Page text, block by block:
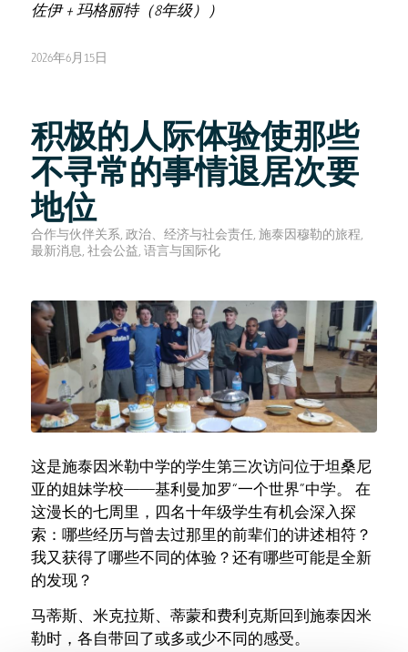
佐伊 + 玛格丽特（8年级））
2026年6月15日
积极的人际体验使那些
不寻常的事情退居次要
地位
合作与伙伴关系, 政治、经济与社会责任, 施泰因穆勒的旅程,
最新消息, 社会公益, 语言与国际化
这是施泰因米勒中学的学生第三次访问位于坦桑尼
亚的姐妹学校——基利曼加罗“一个世界”中学。 在
这漫长的七周里，四名十年级学生有机会深入探
索：哪些经历与曾去过那里的前辈们的讲述相符？
我又获得了哪些不同的体验？还有哪些可能是全新
的发现？
马蒂斯、米克拉斯、蒂蒙和费利克斯回到施泰因米
勒时，各自带回了或多或少不同的感受。